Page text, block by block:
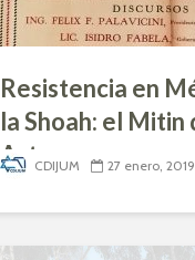
Resistencia en
la Shoah: el Mitin
Artes
CDIJUM 27 enero, 2019